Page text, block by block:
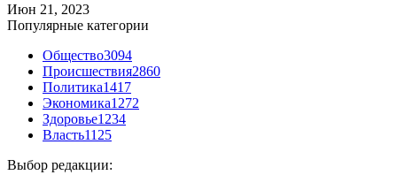
Июн 21, 2023
Популярные категории
Общество3094
Происшествия2860
Политика1417
Экономика1272
Здоровье1234
Власть1125
Выбор редакции: